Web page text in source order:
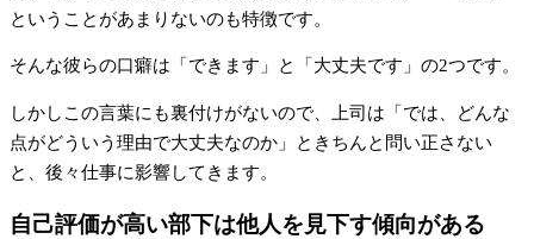
ということがあまりないのも特徴です。
そんな彼らの口癖は「できます」と「大丈夫です」の2つです。
しかしこの言葉にも裏付けがないので、上司は「では、どんな
点がどういう理由で大丈夫なのか」ときちんと問い正さない
と、後々仕事に影響してきます。
自己評価が高い部下は他人を見下す傾向がある